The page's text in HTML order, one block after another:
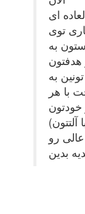
ای
توی
به
هدفتون
به
با هر
آلتتون)
رو
بدین